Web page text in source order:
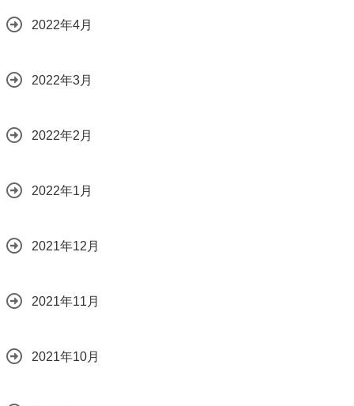
2022年4月
2022年3月
2022年2月
2022年1月
2021年12月
2021年11月
2021年10月